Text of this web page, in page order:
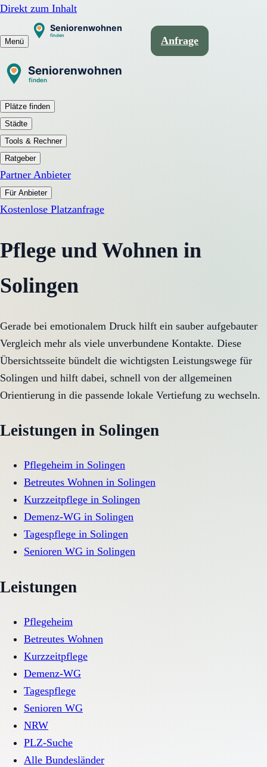
Direkt zum Inhalt
Menü Anfrage
Plätze finden
Städte
Tools & Rechner
Ratgeber
Partner Anbieter
Für Anbieter
Kostenlose Platzanfrage
Pflege und Wohnen in
Solingen
Gerade bei emotionalem Druck hilft ein sauber aufgebauter
Vergleich mehr als viele unverbundene Kontakte. Diese
Übersichtsseite bündelt die wichtigsten Leistungswege für
Solingen und hilft dabei, schnell von der allgemeinen
Orientierung in die passende lokale Vertiefung zu wechseln.
Leistungen in Solingen
Pflegeheim in Solingen
Betreutes Wohnen in Solingen
Kurzzeitpflege in Solingen
Demenz-WG in Solingen
Tagespflege in Solingen
Senioren WG in Solingen
Leistungen
Pflegeheim
Betreutes Wohnen
Kurzzeitpflege
Demenz-WG
Tagespflege
Senioren WG
NRW
PLZ-Suche
Alle Bundesländer